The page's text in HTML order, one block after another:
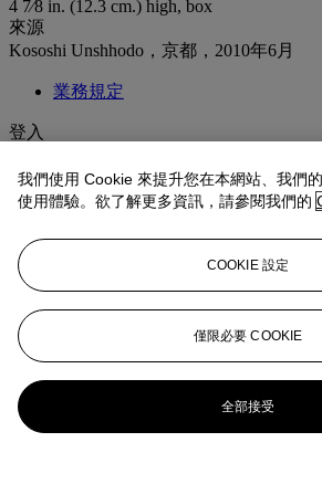
4 7⁄8 in. (12.3 cm.) high, box
來源
Kososhi Unshhodo，京都，2010年6月
業務規定
登入
更多來自重要中國瓷器及
查看全部
查看全部
我們使用 Cookie 來提升您在本網站、我們
使用體驗。欲了解更多資訊，請參閱我們的
COOKIE 設定
僅限必要 COOKIE
全部接受